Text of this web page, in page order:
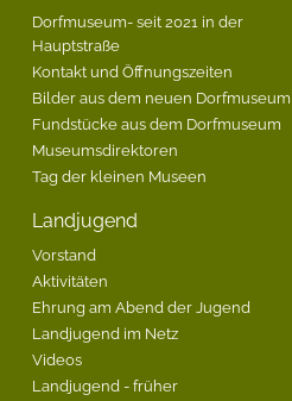
Dorfmuseum- seit 2021 in der
Hauptstraße
Kontakt und Öffnungszeiten
Bilder aus dem neuen Dorfmuseum
Fundstücke aus dem Dorfmuseum
Museumsdirektoren
Tag der kleinen Museen
Landjugend
Vorstand
Aktivitäten
Ehrung am Abend der Jugend
Landjugend im Netz
Videos
Landjugend - früher